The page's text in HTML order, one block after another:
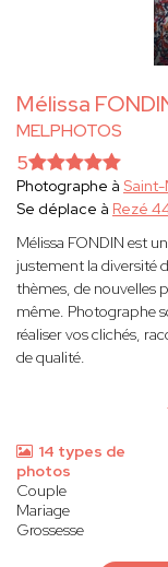
Mélissa
MELPHOTOS
5
Photographe à
Se déplace à Rezé
Mélissa FONDIN est
justement la diversité
thèmes, de nouvelles
même. Photographe
réaliser vos clichés,
de qualité.
14 types de
photos
Couple
Mariage
Grossesse